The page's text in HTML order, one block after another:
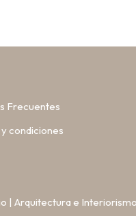
Frecuentes
condiciones
| Arquitectura e Interiorismo